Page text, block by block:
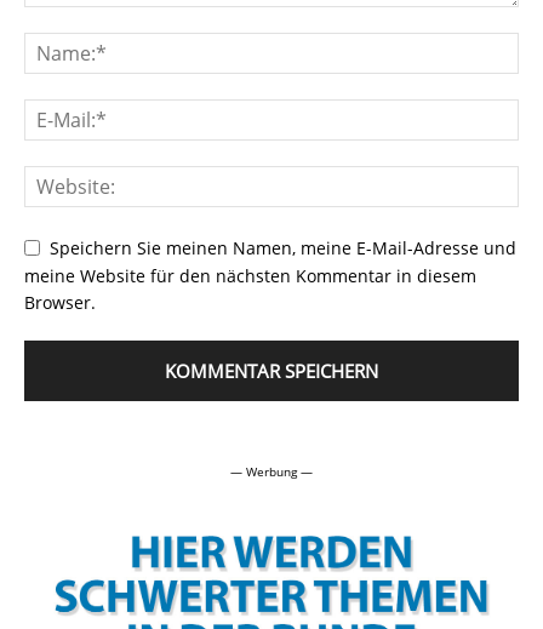
Speichern Sie meinen Namen, meine E-Mail-Adresse und
meine Website für den nächsten Kommentar in diesem
Browser.
— Werbung —